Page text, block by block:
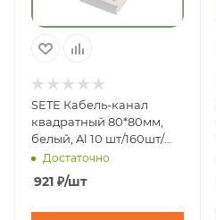
SETE Кабель-канал
квадратный 80*80мм,
белый, Al 10 шт/160шт/
кор PK-8080-10
Достаточно
921 ₽/шт